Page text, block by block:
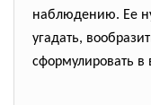
наблюдению. Ее
угадать,
сформулировать в